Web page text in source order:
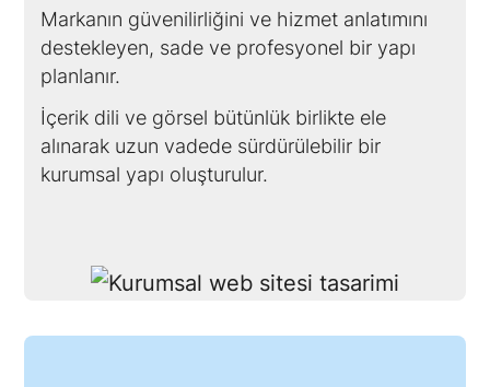
Markanın güvenilirliğini ve hizmet anlatımını
destekleyen, sade ve profesyonel bir yapı
planlanır.
İçerik dili ve görsel bütünlük birlikte ele
alınarak uzun vadede sürdürülebilir bir
kurumsal yapı oluşturulur.